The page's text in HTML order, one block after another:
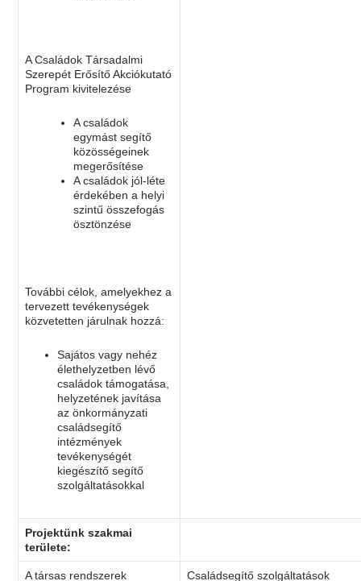
A Családok Társadalmi
Szerepét Erősítő Akciókutató
Program kivitelezése
A családok
egymást segítő
közösségeinek
megerősítése
A családok jól-léte
érdekében a helyi
szintű összefogás
ösztönzése
További célok, amelyekhez a
tervezett tevékenységek
közvetetten járulnak hozzá:
Sajátos vagy nehéz
élethelyzetben lévő
családok támogatása,
helyzetének javítása
az önkormányzati
családsegítő
intézmények
tevékenységét
kiegészítő segítő
szolgáltatásokkal
Projektünk szakmai
területe:
A társas rendszerek Családsegítő szolgáltatások